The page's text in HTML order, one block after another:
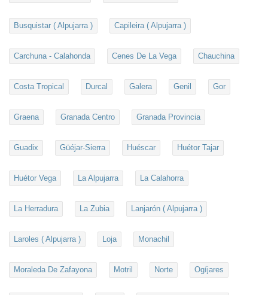
Busquistar ( Alpujarra ) Capileira ( Alpujarra )
Carchuna - Calahonda Cenes De La Vega Chauchina
Costa Tropical Durcal Galera Genil Gor
Graena Granada Centro Granada Provincia
Guadix Güéjar-Sierra Huéscar Huétor Tajar
Huétor Vega La Alpujarra La Calahorra
La Herradura La Zubia Lanjarón ( Alpujarra )
Laroles ( Alpujarra ) Loja Monachil
Moraleda De Zafayona Motril Norte Ogíjares